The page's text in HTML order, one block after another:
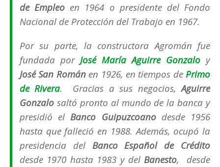
de Empleo en 1964 o presidente del Fondo
Nacional de Protección del Trabajo en 1967.
Por su parte, la constructora Agromán fue
fundada por José María Aguirre Gonzalo y
José San Románen 1926, en tiempos de Primo
de Rivera. Gracias a sus negocios,Aguirre
Gonzalo saltó pronto al mundo de la banca y
presidió elBanco Guipuzcoanodesde 1956
hasta que falleció en 1988. Además, ocupó la
presidencia del Banco Español de Crédito
desde 1970 hasta 1983 y delBanesto, desde